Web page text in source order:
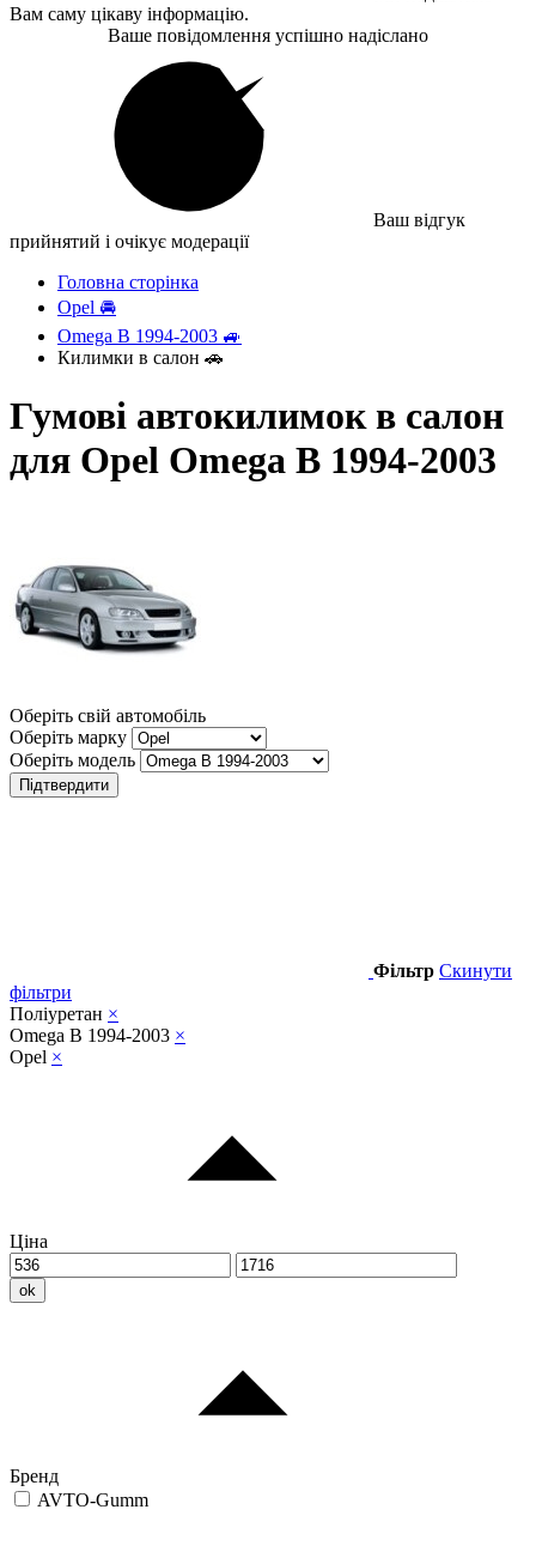
Вам саму цікаву інформацію.
Ваше повідомлення успішно надіслано
Ваш відгук
прийнятий і очікує модерації
Головна сторінка
Opel 🚘
Omega B 1994-2003 🚙
Килимки в салон 🚗
Гумові автокилимок в салон
для Opel Omega B 1994-2003
Оберіть свій автомобіль
Оберіть марку
Оберіть модель
Підтвердити
Фільтр Скинути
фільтри
Поліуретан ×
Omega B 1994-2003 ×
Opel ×
Ціна
ok
Бренд
AVTO-Gumm